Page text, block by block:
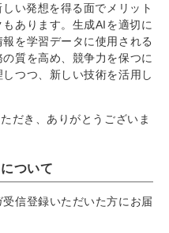
い発想を得る面でメリット
あります。生成AIを適切に
を学習データに使用される
質を高め、競争力を保つに
つつ、新しい技術を活用し
だき、ありがとうございま
ついて
受信登録いただいた方にお届